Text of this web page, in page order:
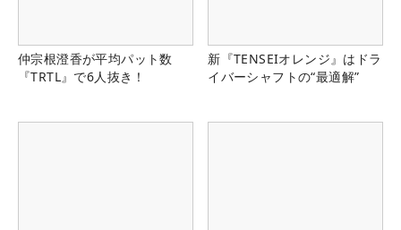
仲宗根澄香が平均パット数
『TRTL』で6人抜き！
新『TENSEIオレンジ』はドラ
イバーシャフトの“最適解”